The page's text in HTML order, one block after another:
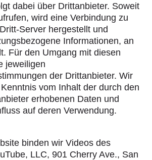
dabei über Drittanbieter. Soweit
wird eine Verbindung zu
Server hergestellt und
Informationen, an
Für den Umgang mit diesen
jeweiligen
der Drittanbieter. Wir
vom Inhalt der durch den
erhobenen Daten und
auf deren Verwendung.
binden wir Videos des
LLC, 901 Cherry Ave., San